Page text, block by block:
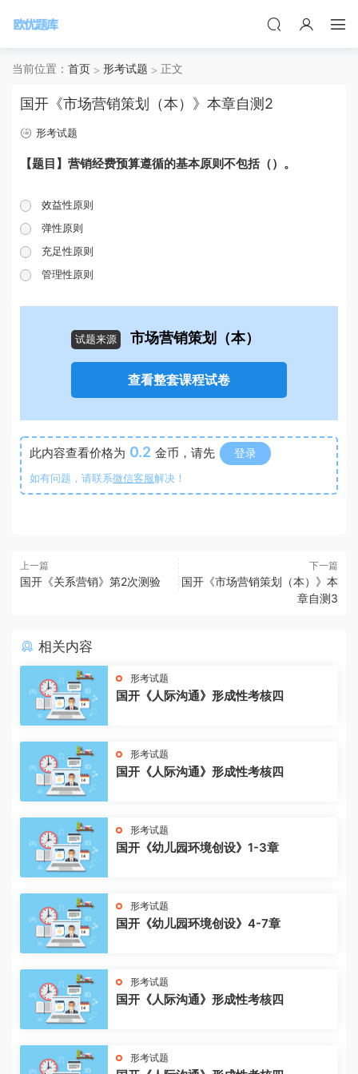
当前位置： 首页 形考试题 正文
国开《市场营销策划（本）》本章自测2
形考试题
【题目】营销经费预算遵循的基本原则不包括（）。
效益性原则
弹性原则
充足性原则
管理性原则
试题来源 市场营销策划（本）
查看整套课程试卷
此内容查看价格为 0.2 金币，请先 登录
如有问题，请联系微信客服解决！
上一篇
国开《关系营销》第2次测验
下一篇
国开《市场营销策划（本）》本
章自测3
相关内容
形考试题
国开《人际沟通》形成性考核四
形考试题
国开《人际沟通》形成性考核四
形考试题
国开《幼儿园环境创设》1-3章
形考试题
国开《幼儿园环境创设》4-7章
形考试题
国开《人际沟通》形成性考核四
形考试题